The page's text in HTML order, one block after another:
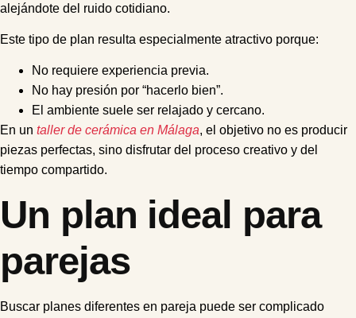
alejándote del ruido cotidiano.
Este tipo de plan resulta especialmente atractivo porque:
No requiere experiencia previa.
No hay presión por “hacerlo bien”.
El ambiente suele ser relajado y cercano.
En un taller de cerámica en Málaga, el objetivo no es producir
piezas perfectas, sino disfrutar del proceso creativo y del
tiempo compartido.
Un plan ideal para
parejas
Buscar planes diferentes en pareja puede ser complicado